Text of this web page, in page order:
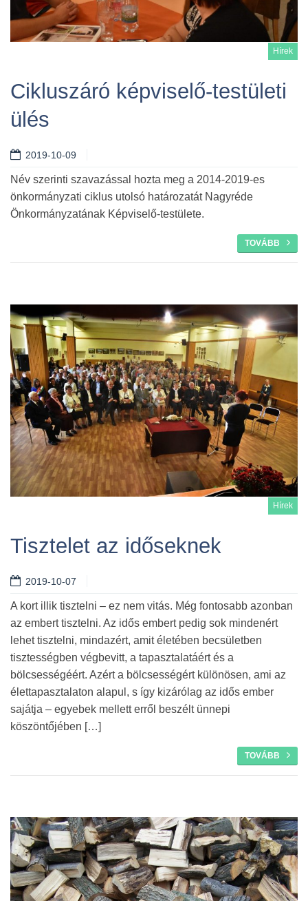
Hírek
Cikluszáró képviselő-testületi
ülés
2019-10-09
Név szerinti szavazással hozta meg a 2014-2019-es
önkormányzati ciklus utolsó határozatát Nagyréde
Önkormányzatának Képviselő-testülete.
TOVÁBB
Hírek
Tisztelet az időseknek
2019-10-07
A kort illik tisztelni – ez nem vitás. Még fontosabb azonban
az embert tisztelni. Az idős embert pedig sok mindenért
lehet tisztelni, mindazért, amit életében becsületben
tisztességben végbevitt, a tapasztalatáért és a
bölcsességéért. Azért a bölcsességért különösen, ami az
élettapasztalaton alapul, s így kizárólag az idős ember
sajátja – egyebek mellett erről beszélt ünnepi
köszöntőjében […]
TOVÁBB